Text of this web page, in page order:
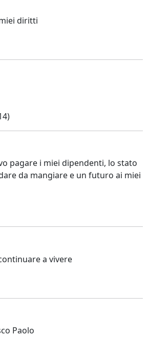
diritti
pagare i miei dipendenti, lo stato
da mangiare e un futuro ai miei
a vivere
Paolo